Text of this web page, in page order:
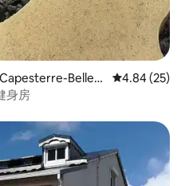
Belle-E
平均评分
4.84 (25)
身房